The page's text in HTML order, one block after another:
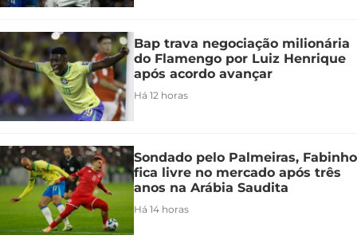
Bap trava negociação milionária
do Flamengo por Luiz Henrique
após acordo avançar
Há 12 horas
Sondado pelo Palmeiras, Fabinho
fica livre no mercado após três
anos na Arábia Saudita
Há 14 horas